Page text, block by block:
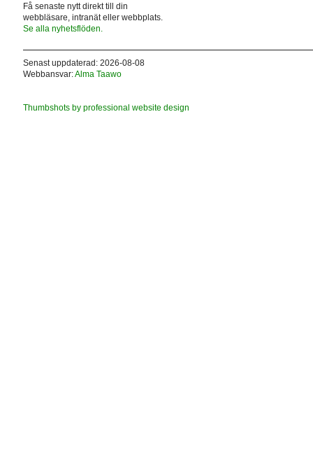
Få senaste nytt direkt till din
webbläsare, intranät eller webbplats.
Se alla nyhetsflöden.
Senast uppdaterad: 2026-08-08
Webbansvar:Alma Taawo
Thumbshots by professional website design